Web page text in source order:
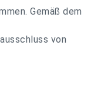
Gemäß dem
von